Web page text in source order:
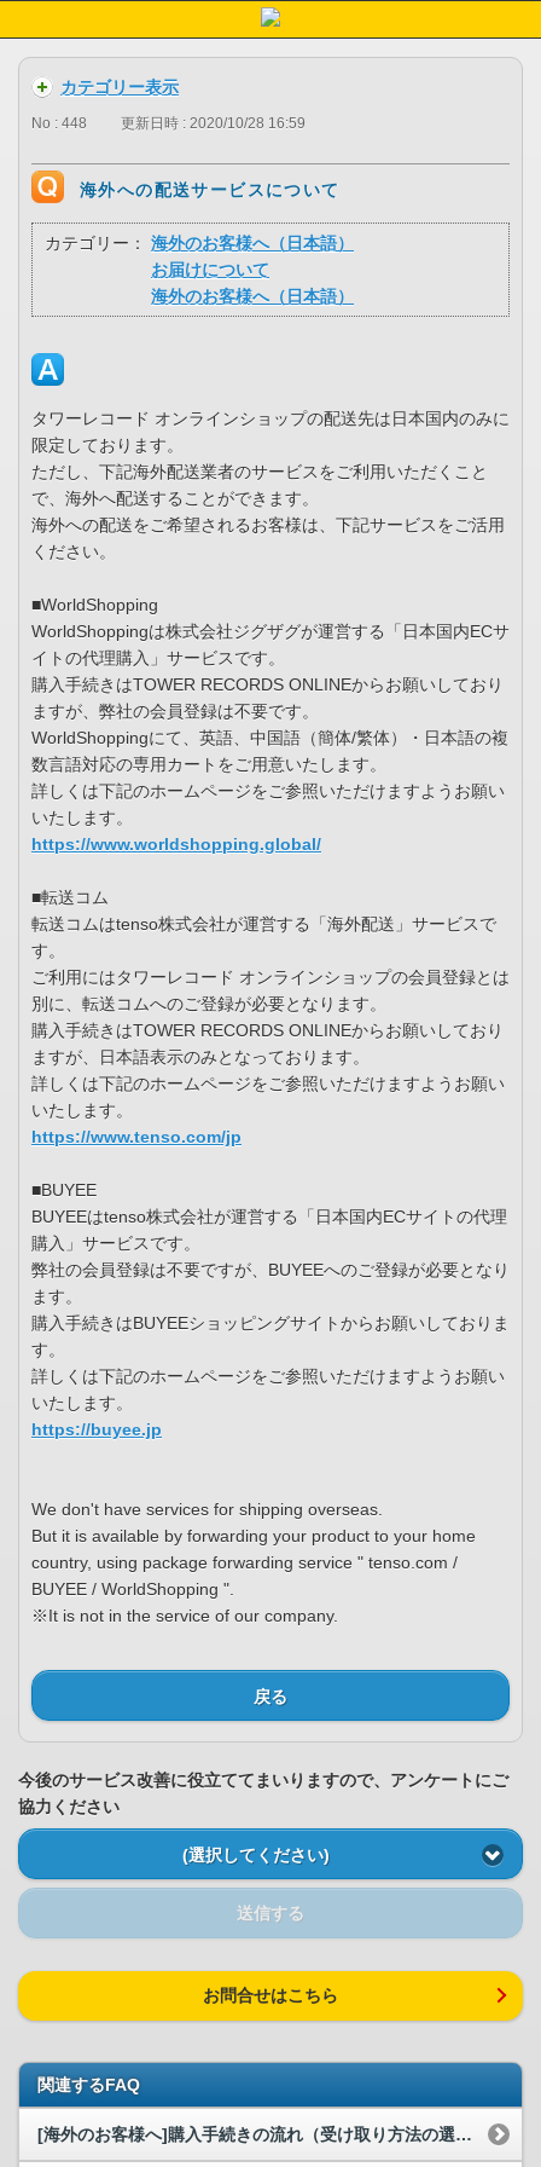
カテゴリー表示
No : 448 更新日時 : 2020/10/28 16:59
海外への配送サービスについて
カテゴリー：
海外のお客様へ（日本語）
お届けについて
海外のお客様へ（日本語）
タワーレコード オンラインショップの配送先は日本国内のみに
限定しております。
ただし、下記海外配送業者のサービスをご利用いただくこと
で、海外へ配送することができます。
海外への配送をご希望されるお客様は、下記サービスをご活用
ください。
■WorldShopping
WorldShoppingは株式会社ジグザグが運営する「日本国内ECサ
イトの代理購入」サービスです。
購入手続きはTOWER RECORDS ONLINEからお願いしており
ますが、弊社の会員登録は不要です。
WorldShoppingにて、英語、中国語（簡体/繁体）・日本語の複
数言語対応の専用カートをご用意いたします。
詳しくは下記のホームページをご参照いただけますようお願い
いたします。
https://www.worldshopping.global/
■転送コム
転送コムはtenso株式会社が運営する「海外配送」サービスで
す。
ご利用にはタワーレコード オンラインショップの会員登録とは
別に、転送コムへのご登録が必要となります。
購入手続きはTOWER RECORDS ONLINEからお願いしており
ますが、日本語表示のみとなっております。
詳しくは下記のホームページをご参照いただけますようお願い
いたします。
https://www.tenso.com/jp
■BUYEE
BUYEEはtenso株式会社が運営する「日本国内ECサイトの代理
購入」サービスです。
弊社の会員登録は不要ですが、BUYEEへのご登録が必要となり
ます。
購入手続きはBUYEEショッピングサイトからお願いしておりま
す。
詳しくは下記のホームページをご参照いただけますようお願い
いたします。
https://buyee.jp
We don't have services for shipping overseas.
But it is available by forwarding your product to your home
country, using package forwarding service " tenso.com /
BUYEE / WorldShopping ".
※It is not in the service of our company.
戻る
今後のサービス改善に役立ててまいりますので、アンケートにご
協力ください
(選択してください)
送信する
お問合せはこちら
関連するFAQ
[海外のお客様へ]購入手続きの流れ（受け取り方法の選択）